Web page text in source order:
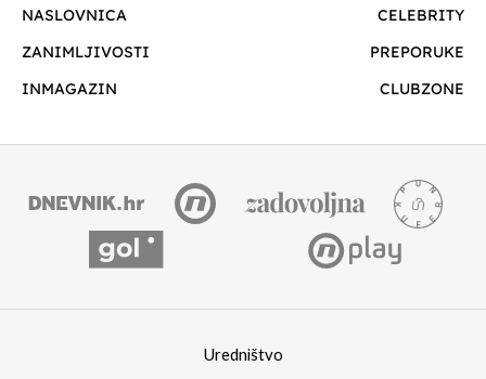
NASLOVNICA
CELEBRITY
ZANIMLJIVOSTI
PREPORUKE
INMAGAZIN
CLUBZONE
Uredništvo